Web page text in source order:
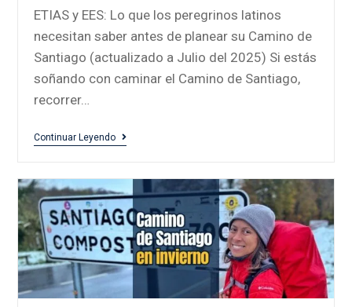
ETIAS y EES: Lo que los peregrinos latinos
necesitan saber antes de planear su Camino de
Santiago (actualizado a Julio del 2025) Si estás
soñando con caminar el Camino de Santiago,
recorrer…
Continuar Leyendo